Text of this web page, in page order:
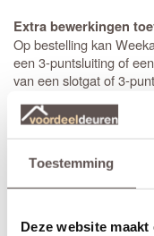
Toestemming
Deze website
Extra bewerkingen
Op bestelling kan
een 3-puntsluiting of
van een slotgat of 3-
gemeten vanaf de
* Sleutelbediende 3-
deur eendeurknop